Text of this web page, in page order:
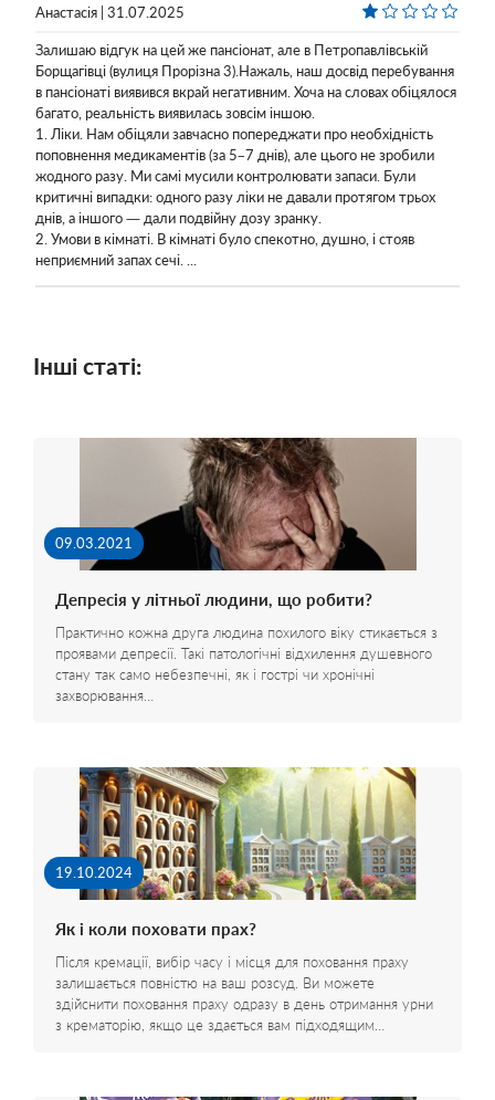
Анастасія | 31.07.2025
Залишаю відгук на цей же пансіонат, але в Петропавлівській
Борщагівці (вулиця Прорізна 3).Нажаль, наш досвід перебування
в пансіонаті виявився вкрай негативним. Хоча на словах обіцялося
багато, реальність виявилась зовсім іншою.
1. Ліки. Нам обіцяли завчасно попереджати про необхідність
поповнення медикаментів (за 5–7 днів), але цього не зробили
жодного разу. Ми самі мусили контролювати запаси. Були
критичні випадки: одного разу ліки не давали протягом трьох
днів, а іншого — дали подвійну дозу зранку.
2. Умови в кімнаті. В кімнаті було спекотно, душно, і стояв
неприємний запах сечі. ...
Інші статі:
09.03.2021
Депресія у літньої людини, що робити?
Практично кожна друга людина похилого віку стикається з
проявами депресії. Такі патологічні відхилення душевного
стану так само небезпечні, як і гострі чи хронічні
захворювання…
19.10.2024
Як і коли поховати прах?
Після кремації, вибір часу і місця для поховання праху
залишається повністю на ваш розсуд. Ви можете
здійснити поховання праху одразу в день отримання урни
з крематорію, якщо це здається вам підходящим…